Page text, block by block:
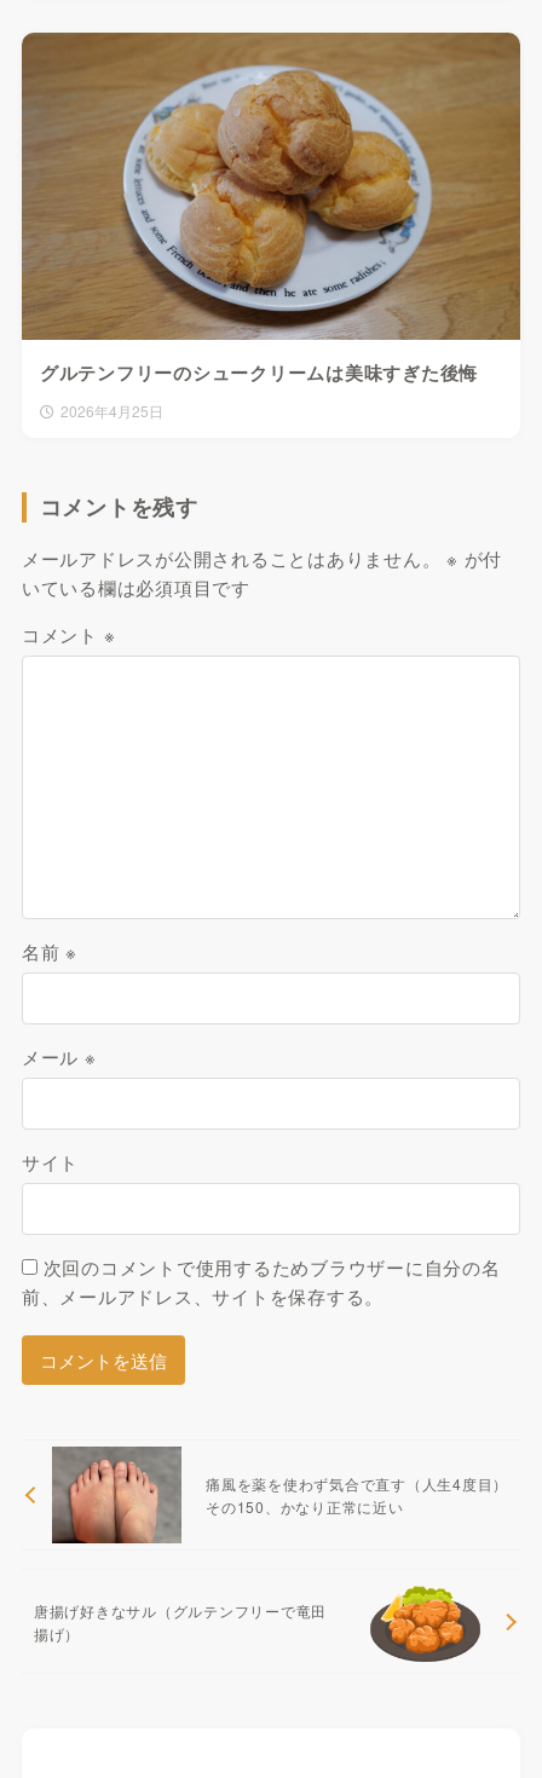
グルテンフリーのシュークリームは美味すぎた後悔
2026年4月25日
コメントを残す
メールアドレスが公開されることはありません。 ※ が付
いている欄は必須項目です
コメント ※
名前※
メール ※
サイト
次回のコメントで使用するためブラウザーに自分の名
前、メールアドレス、サイトを保存する。
痛風を薬を使わず気合で直す（人生4度目）
その150、かなり正常に近い
唐揚げ好きなサル（グルテンフリーで竜田
揚げ）